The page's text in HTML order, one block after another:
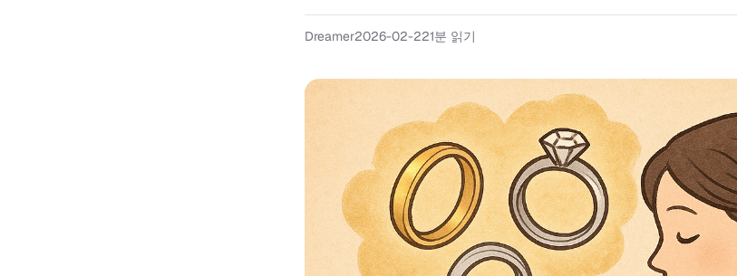
Dreamer2026-02-221분 읽기